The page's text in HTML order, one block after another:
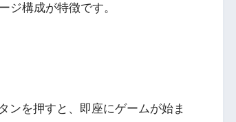
ジ構成が特徴です。
ンを押すと、即座にゲームが始ま